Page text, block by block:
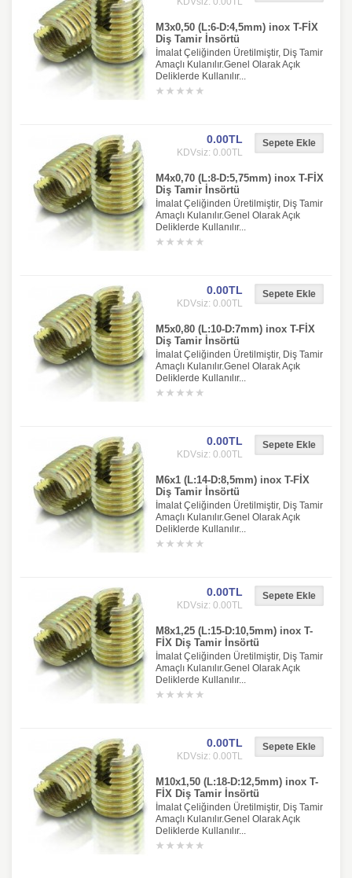
M3x0,50 (L:6-D:4,5mm) inox T-FİX
Diş Tamir İnsörtü
İmalat Çeliğinden Üretilmiştir, Diş Tamir
Amaçlı Kulanılır.Genel Olarak Açık
Deliklerde Kullanılır...
0.00TL
KDVsiz: 0.00TL
M4x0,70 (L:8-D:5,75mm) inox T-FİX
Diş Tamir İnsörtü
İmalat Çeliğinden Üretilmiştir, Diş Tamir
Amaçlı Kulanılır.Genel Olarak Açık
Deliklerde Kullanılır...
0.00TL
KDVsiz: 0.00TL
M5x0,80 (L:10-D:7mm) inox T-FİX
Diş Tamir İnsörtü
İmalat Çeliğinden Üretilmiştir, Diş Tamir
Amaçlı Kulanılır.Genel Olarak Açık
Deliklerde Kullanılır...
0.00TL
KDVsiz: 0.00TL
M6x1 (L:14-D:8,5mm) inox T-FİX
Diş Tamir İnsörtü
İmalat Çeliğinden Üretilmiştir, Diş Tamir
Amaçlı Kulanılır.Genel Olarak Açık
Deliklerde Kullanılır...
0.00TL
KDVsiz: 0.00TL
M8x1,25 (L:15-D:10,5mm) inox T-
FİX Diş Tamir İnsörtü
İmalat Çeliğinden Üretilmiştir, Diş Tamir
Amaçlı Kulanılır.Genel Olarak Açık
Deliklerde Kullanılır...
0.00TL
KDVsiz: 0.00TL
M10x1,50 (L:18-D:12,5mm) inox T-
FİX Diş Tamir İnsörtü
İmalat Çeliğinden Üretilmiştir, Diş Tamir
Amaçlı Kulanılır.Genel Olarak Açık
Deliklerde Kullanılır...